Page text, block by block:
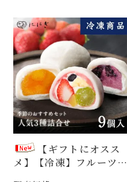
【ギフトにオスス
メ】【冷凍】フルーツ大